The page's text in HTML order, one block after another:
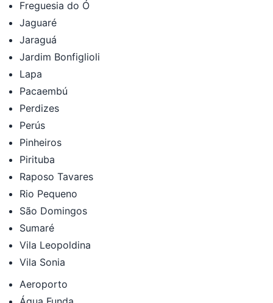
Freguesia do Ó
Jaguaré
Jaraguá
Jardim Bonfiglioli
Lapa
Pacaembú
Perdizes
Perús
Pinheiros
Pirituba
Raposo Tavares
Rio Pequeno
São Domingos
Sumaré
Vila Leopoldina
Vila Sonia
Aeroporto